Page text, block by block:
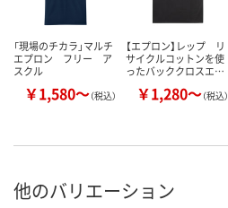
「現場のチカラ」マルチ
エプロン フリー ア
スクル
￥1,580～（税込）
【エプロン】レップ リ
サイクルコットンを使
ったバッククロスエ…
￥1,280～（税込）
他のバリエーション